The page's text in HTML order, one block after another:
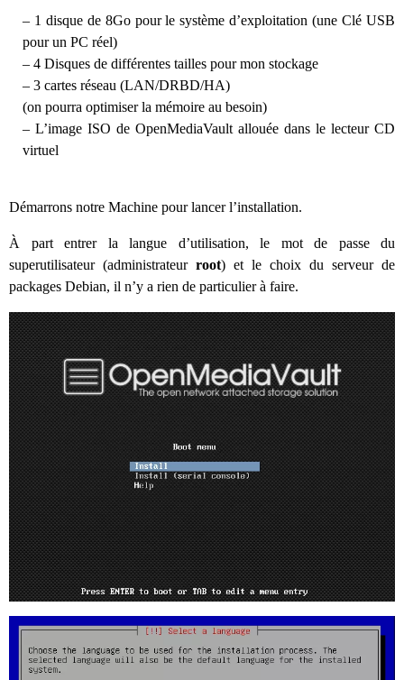
– 1 disque de 8Go pour le système d’exploitation (une Clé USB
pour un PC réel)
– 4 Disques de différentes tailles pour mon stockage
– 3 cartes réseau (LAN/DRBD/HA)
(on pourra optimiser la mémoire au besoin)
– L’image ISO de OpenMediaVault allouée dans le lecteur CD
virtuel
Démarrons notre Machine pour lancer l’installation.
À part entrer la langue d’utilisation, le mot de passe du
superutilisateur (administrateur root) et le choix du serveur de
packages Debian, il n’y a rien de particulier à faire.